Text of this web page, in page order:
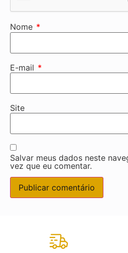
Nome *
E-mail *
Site
Salvar meus dados neste
vez que eu comentar.